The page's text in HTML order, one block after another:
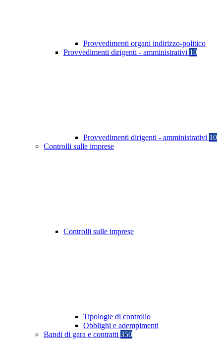
Provvedimenti organi indirizzo-politico
Provvedimenti dirigenti - amministrativi 10
Provvedimenti dirigenti - amministrativi 10
Controlli sulle imprese
Controlli sulle imprese
Tipologie di controllo
Obblighi e adempimenti
Bandi di gara e contratti 350